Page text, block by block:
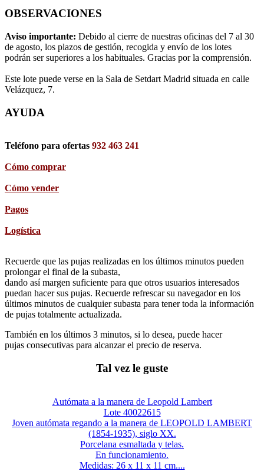
OBSERVACIONES
Aviso importante: Debido al cierre de nuestras oficinas del 7 al 30
de agosto, los plazos de gestión, recogida y envío de los lotes
podrán ser superiores a los habituales. Gracias por la comprensión.
Este lote puede verse en la Sala de Setdart Madrid situada en calle
Velázquez, 7.
AYUDA
Teléfono para ofertas 932 463 241
Cómo comprar
Cómo vender
Pagos
Logística
Recuerde que las pujas realizadas en los últimos minutos pueden
prolongar el final de la subasta,
dando así margen suficiente para que otros usuarios interesados
puedan hacer sus pujas. Recuerde refrescar su navegador en los
últimos minutos de cualquier subasta para tener toda la información
de pujas totalmente actualizada.
También en los últimos 3 minutos, si lo desea, puede hacer
pujas consecutivas para alcanzar el precio de reserva.
Tal vez le guste
Autómata a la manera de Leopold Lambert
Lote 40022615
Joven autómata regando a la manera de LEOPOLD LAMBERT
(1854-1935), siglo XX.
Porcelana esmaltada y telas.
En funcionamiento.
Medidas: 26 x 11 x 11 cm....